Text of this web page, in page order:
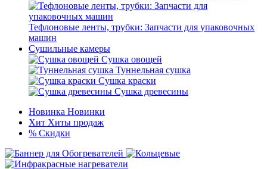
Тефлоновые ленты, трубки: Запчасти для упаковочных
машин
Сушильные камеры
Сушка овощей
Туннельная сушка
Сушка краски
Сушка древесины
Новинка Новинки
Хит Хиты продаж
% Скидки